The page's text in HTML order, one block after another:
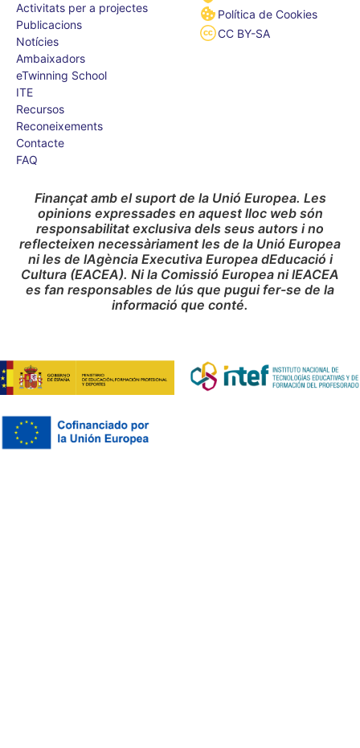
Activitats per a projectes
Publicacions
Notícies
Ambaixadors
eTwinning School
ITE
Recursos
Reconeixements
Contacte
FAQ
Política de Cookies
CC BY-SA
Finançat amb el suport de la Unió Europea. Les
opinions expressades en aquest lloc web són
responsabilitat exclusiva dels seus autors i no
reflecteixen necessàriament les de la Unió Europea
ni les de lAgència Executiva Europea dEducació i
Cultura (EACEA). Ni la Comissió Europea ni lEACEA
es fan responsables de lús que pugui fer-se de la
informació que conté.